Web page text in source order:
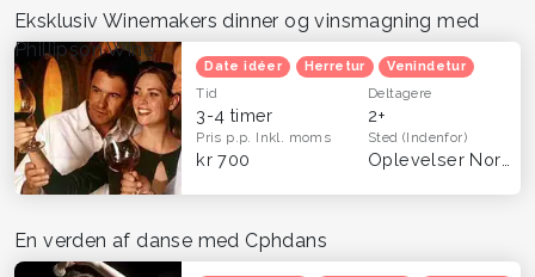
Eksklusiv Winemakers dinner og vinsmagning med
Phillipson Wine
Date idéer Herretur Venindetur
Tid
3-4 timer
Deltagere
2+
Pris p.p. Inkl. moms
kr 700
Sted(Indenfor)
En verden af danse med Cphdans